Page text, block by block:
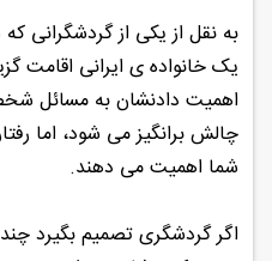
به نقل از یکی از گردشگرانی
یک خانواده ی ایرانی اقامت
اهمیت دادنشان به مسائل
چالش برانگیز می شود، اما
شما اهمیت می دهند.
اگر گردشگری تصمیم بگیرد